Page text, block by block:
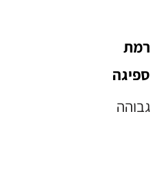
רמת
ספיגה
גבוהה